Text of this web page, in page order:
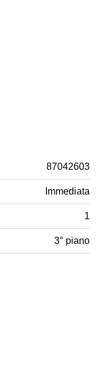
87042603
Immediata
1
3° piano